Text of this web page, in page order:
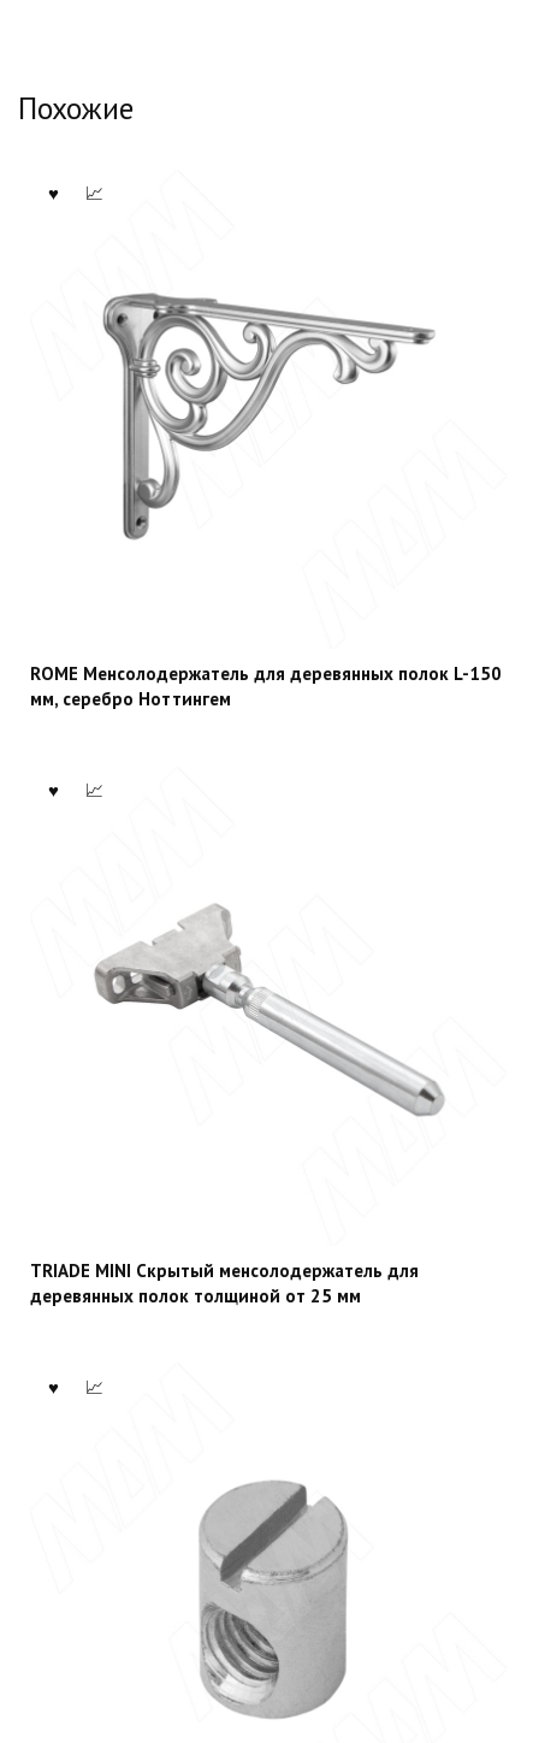
Похожие
ROME Менсолодержатель для деревянных полок L-150
мм, серебро Ноттингем
TRIADE MINI Скрытый менсолодержатель для
деревянных полок толщиной от 25 мм